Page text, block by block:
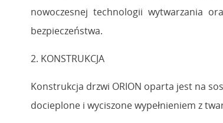
nowoczesnej technologii wytwarzania
bezpieczeństwa.
2. KONSTRUKCJA
Konstrukcja drzwi ORION oparta jest na
docieplone i wyciszone wypełnieniem z